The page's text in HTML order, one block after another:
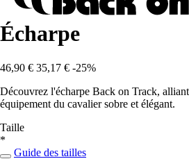
Écharpe
46,90 € 35,17 € -25%
Découvrez l'écharpe Back on Track,
équipement du cavalier sobre et élégant.
Taille
*
Guide des tailles